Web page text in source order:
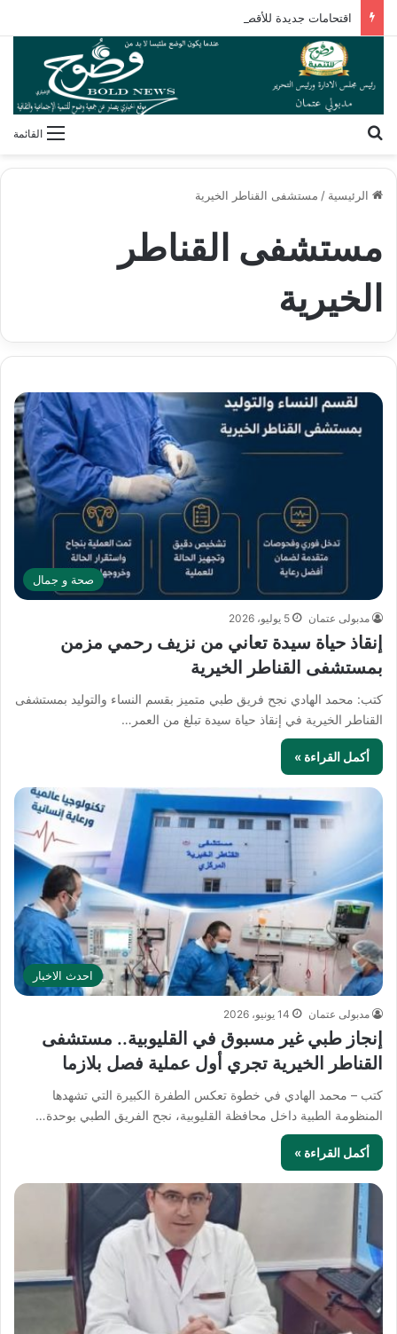
القائمة
الرئيسية / مستشفى القناطر الخيرية
مستشفى القناطر
الخيرية
صحة و جمال
مدبولى عتمان 5 يوليو، 2026
إنقاذ حياة سيدة تعاني من نزيف رحمي مزمن
بمستشفى القناطر الخيرية
كتب: محمد الهادي نجح فريق طبي متميز بقسم النساء والتوليد بمستشفى
القناطر الخيرية في إنقاذ حياة سيدة تبلغ من العمر…
أكمل القراءة »
احدث الاخبار
مدبولى عتمان 14 يونيو، 2026
إنجاز طبي غير مسبوق في القليوبية.. مستشفى
القناطر الخيرية تجري أول عملية فصل بلازما
كتب – محمد الهادي في خطوة تعكس الطفرة الكبيرة التي تشهدها
المنظومة الطبية داخل محافظة القليوبية، نجح الفريق الطبي بوحدة…
أكمل القراءة »